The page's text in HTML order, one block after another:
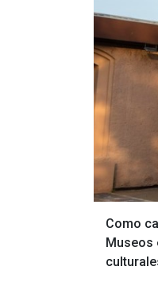
Como
Museos